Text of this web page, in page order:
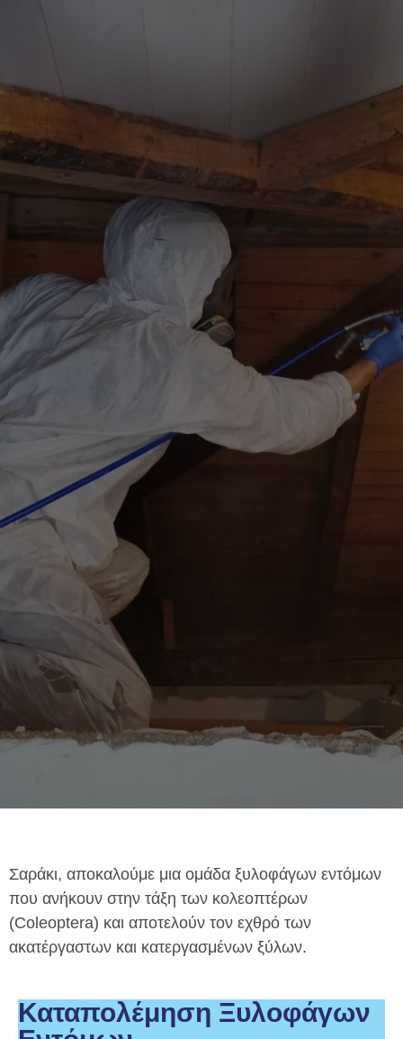
Σαράκι, αποκαλούμε μια ομάδα ξυλοφάγων εντόμων
που ανήκουν στην τάξη των κολεοπτέρων
(Coleoptera) και αποτελούν τον εχθρό των
ακατέργαστων και κατεργασμένων ξύλων.
Καταπολέμηση Ξυλοφάγων